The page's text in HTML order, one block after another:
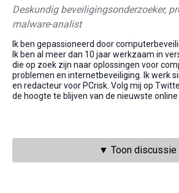
Deskundig beveiligingsonderzoeker,
malware-analist
Ik ben gepassioneerd door
Ik ben al meer dan 10 jaar werkzaam in
die op zoek zijn naar oplossingen voor
problemen en internetbeveiliging. Ik werk
en redacteur voor PCrisk. Volg mij op
de hoogte te blijven van de nieuwste online
▼ Toon discussie